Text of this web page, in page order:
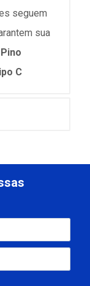
seguem
sua
Pino
C